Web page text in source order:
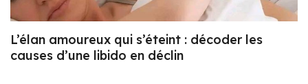
L’élan amoureux qui s’éteint : décoder les
causes d’une libido en déclin